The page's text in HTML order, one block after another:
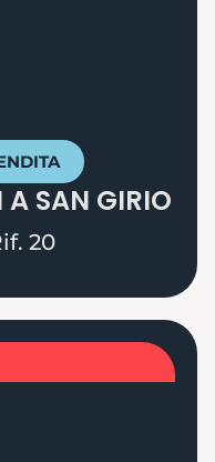
A SAN GIRIO
20